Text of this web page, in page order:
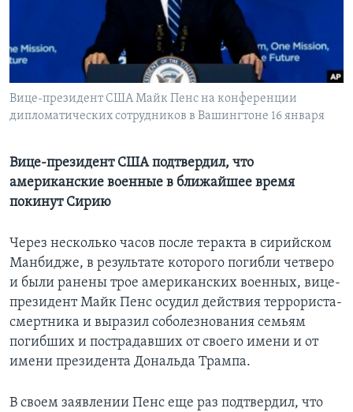
Learning English
СОЦИАЛЬНЫЕ СЕТИ
Вице-президент США Майк Пенс на конференции
дипломатических сотрудников в Вашингтоне 16 января
Вице-президент США подтвердил, что
американские военные в ближайшее время
покинут Сирию
Через несколько часов после теракта в сирийском
Манбидже, в результате которого погибли четверо
и были ранены трое американских военных, вице-
президент Майк Пенс осудил действия террориста-
смертника и выразил соболезнования семьям
погибших и пострадавших от своего имени и от
имени президента Дональда Трампа.
В своем заявлении Пенс еще раз подтвердил, что